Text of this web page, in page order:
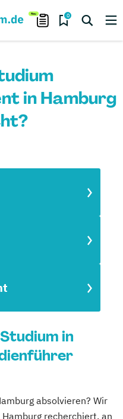
0
in Hamburg
in
absolvieren? Wir
recherchiert, an